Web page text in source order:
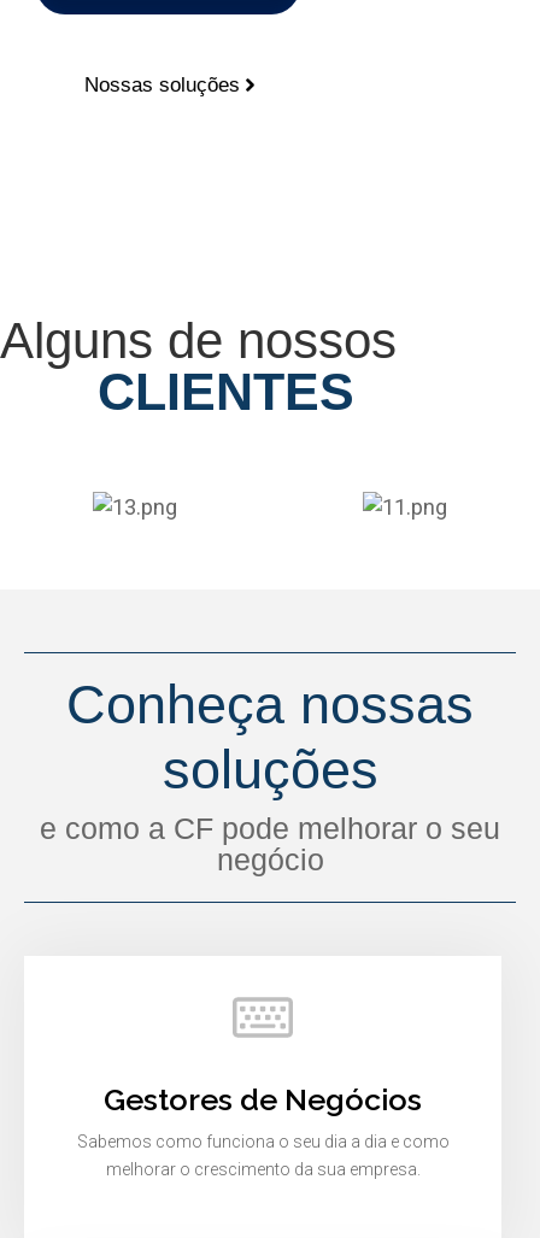
Nossas soluções
Alguns de nossos
CLIENTES
Conheça nossas
soluções
e como a CF pode melhorar o seu
negócio
Gestores de Negócios
Sabemos como funciona o seu dia a dia e como
melhorar o crescimento da sua empresa.